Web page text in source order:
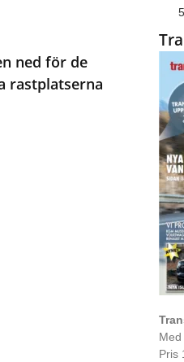
ned för de
rastplatserna
Pris